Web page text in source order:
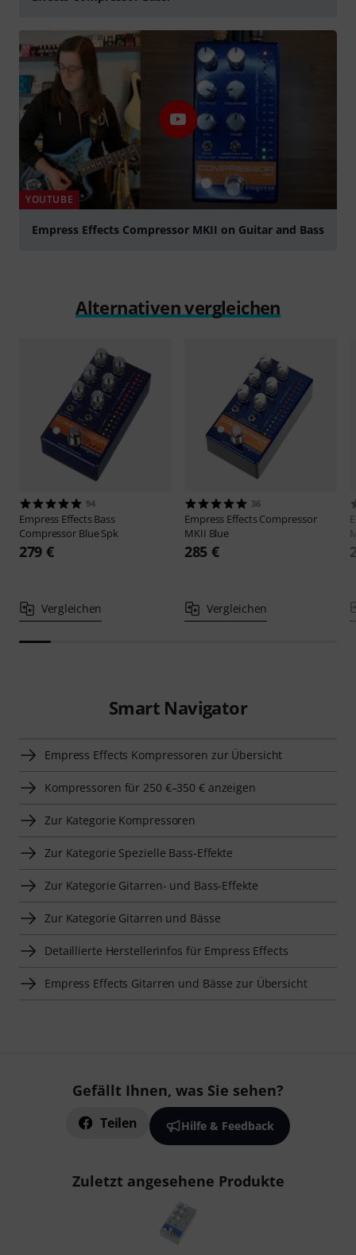
YOUTUBE
Empress Effects Compressor MKII on Guitar and Bass
Alternativen vergleichen
94
Empress EffectsBass
Compressor Blue Spk
279 €
Vergleichen
36
Empress EffectsCompressor
MKII Blue
285 €
Vergleichen
Smart Navigator
Empress Effects Kompressoren zur Übersicht
Kompressoren für 250 €–350 € anzeigen
Zur Kategorie Kompressoren
Zur Kategorie Spezielle Bass-Effekte
Zur Kategorie Gitarren- und Bass-Effekte
Zur Kategorie Gitarren und Bässe
Detaillierte Herstellerinfos für Empress Effects
Empress Effects Gitarren und Bässe zur Übersicht
Gefällt Ihnen, was Sie sehen?
Teilen Hilfe & Feedback
Zuletzt angesehene Produkte